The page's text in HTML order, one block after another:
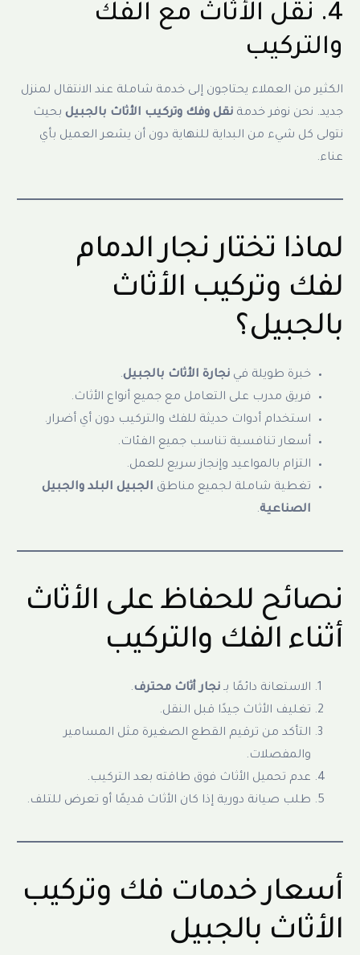
4. نقل الأثاث مع الفك
والتركيب
الكثير من العملاء يحتاجون إلى خدمة شاملة عند الانتقال لمنزل
جديد. نحن نوفر خدمةنقل وفك وتركيب الأثاث بالجبيل بحيث
نتولى كل شيء من البداية للنهاية دون أن يشعر العميل بأي
عناء.
لماذا تختار نجار الدمام
لفك وتركيب الأثاث
بالجبيل؟
خبرة طويلة فينجارة الأثاث بالجبيل.
فريق مدرب على التعامل مع جميع أنواع الأثاث.
استخدام أدوات حديثة للفك والتركيب دون أي أضرار.
أسعار تنافسية تناسب جميع الفئات.
التزام بالمواعيد وإنجاز سريع للعمل.
تغطية شاملة لجميع مناطق الجبيل البلد والجبيل
الصناعية.
نصائح للحفاظ على الأثاث
أثناء الفك والتركيب
الاستعانة دائمًا بـنجار أثاث محترف.
تغليف الأثاث جيدًا قبل النقل.
التأكد من ترقيم القطع الصغيرة مثل المسامير
والمفصلات.
عدم تحميل الأثاث فوق طاقته بعد التركيب.
طلب صيانة دورية إذا كان الأثاث قديمًا أو تعرض للتلف.
أسعار خدمات فك وتركيب
الأثاث بالجبيل